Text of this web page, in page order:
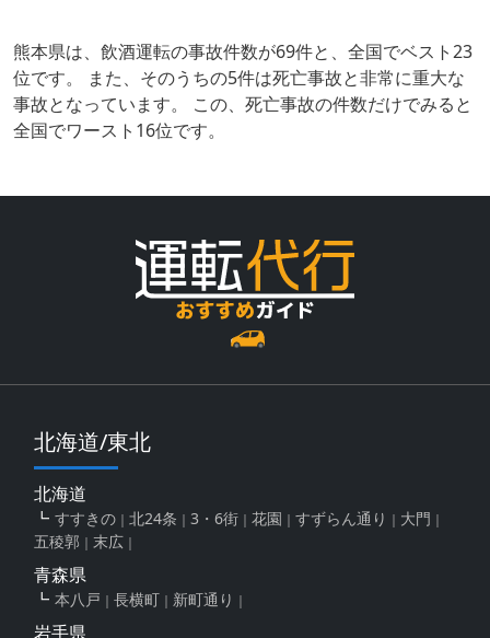
熊本県は、飲酒運転の事故件数が69件と、全国でベスト23
位です。 また、そのうちの5件は死亡事故と非常に重大な
事故となっています。 この、死亡事故の件数だけでみると
全国でワースト16位です。
北海道/東北
北海道
すすきの 北24条 3・6街 花園 すずらん通り
大門
五稜郭
末広
青森県
本八戸 長横町 新町通り
岩手県